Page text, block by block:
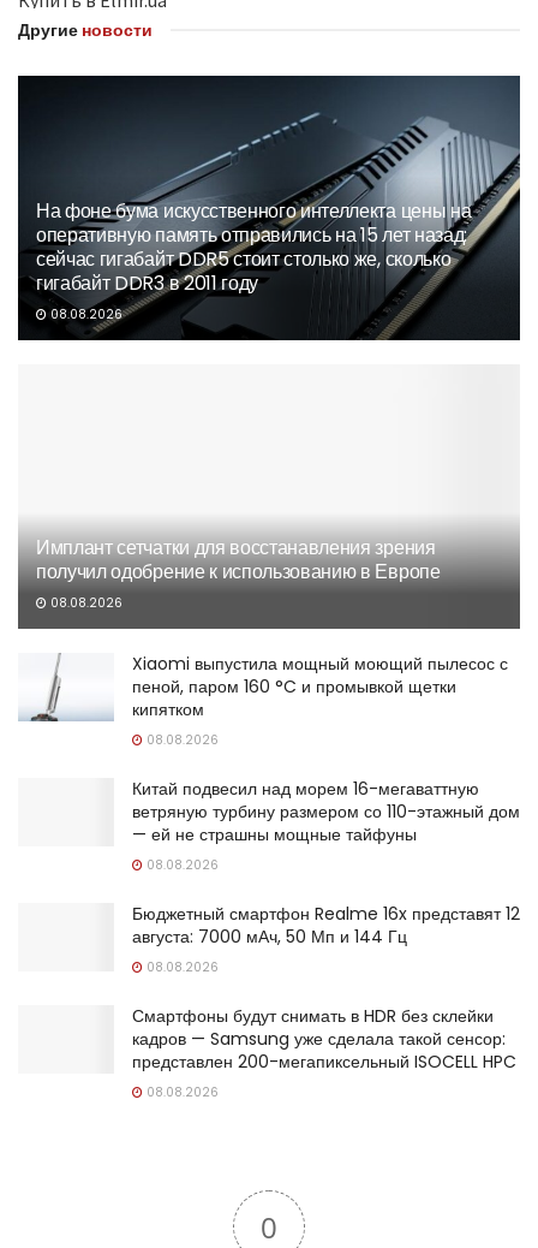
Другие новости
На фоне бума искусственного интеллекта цены на
оперативную память отправились на 15 лет назад:
сейчас гигабайт DDR5 стоит столько же, сколько
гигабайт DDR3 в 2011 году
08.08.2026
Имплант сетчатки для восстанавления зрения
получил одобрение к использованию в Европе
08.08.2026
Xiaomi выпустила мощный моющий пылесос с
пеной, паром 160 °C и промывкой щетки
кипятком
08.08.2026
Китай подвесил над морем 16-мегаваттную
ветряную турбину размером со 110-этажный дом
— ей не страшны мощные тайфуны
08.08.2026
Бюджетный смартфон Realme 16x представят 12
августа: 7000 мАч, 50 Мп и 144 Гц
08.08.2026
Смартфоны будут снимать в HDR без склейки
кадров — Samsung уже сделала такой сенсор:
представлен 200-мегапиксельный ISOCELL HPC
08.08.2026
0